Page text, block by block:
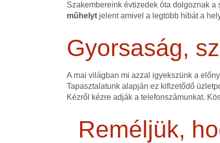
Szakembereink évtizedek óta dolgoznak
műhelyt jelent amivel a legtöbb hibát a
Gyorsaság,
A mai világban mi azzal igyekszünk a
Tapasztalatunk alapján ez kifizetődő
Kézről kézre adják a telefonszámunkat.
Reméljük,